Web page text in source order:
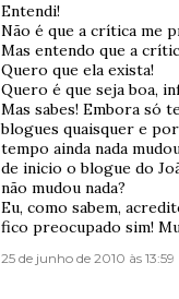
Entendi!
Não é que a crítica me
Mas entendo que a
Quero que ela exista!
Quero é que seja boa,
Mas sabes! Embora só
blogues quaisquer e
tempo ainda nada
de inicio o blogue do
não mudou nada?
Eu, como sabem,
fico preocupado sim!
25 de junho de 2010 às 13:59